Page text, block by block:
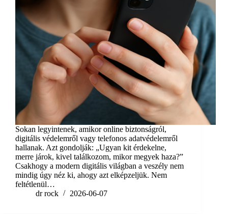
Sokan legyintenek, amikor online biztonságról,
digitális védelemről vagy telefonos adatvédelemről
hallanak. Azt gondolják: „Ugyan kit érdekelne,
merre járok, kivel találkozom, mikor megyek haza?”
Csakhogy a modern digitális világban a veszély nem
mindig úgy néz ki, ahogy azt elképzeljük. Nem
feltétlenül…
dr rock
2026-06-07